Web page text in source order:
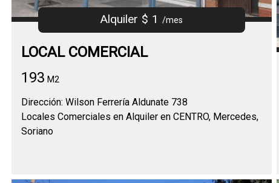
Alquiler $ 1/mes
LOCAL COMERCIAL
193 M2
Dirección: Wilson Ferrería Aldunate 738
Locales Comerciales en Alquiler en CENTRO, Mercedes,
Soriano